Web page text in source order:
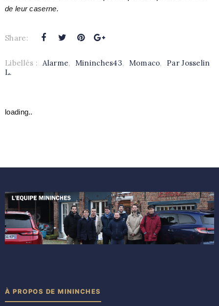
de leur caserne.
Share:
Libellés : Alarme, Mininches43, Momaco,
Par Josselin
L.
loading..
À PROPOS DE MININCHES